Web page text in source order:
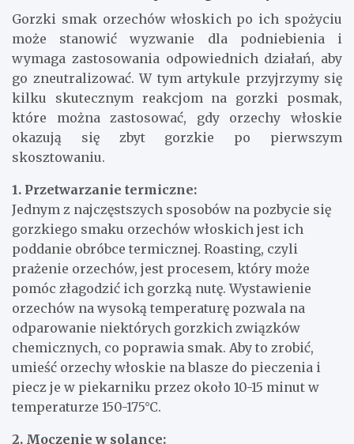
Gorzki smak orzechów włoskich po ich spożyciu
może stanowić wyzwanie dla podniebienia i
wymaga zastosowania odpowiednich działań, aby
go zneutralizować. W tym artykule przyjrzymy się
kilku skutecznym reakcjom na gorzki posmak,
które można zastosować, gdy orzechy włoskie
okazują się zbyt gorzkie po pierwszym
skosztowaniu.
1. Przetwarzanie termiczne:
Jednym z najczęstszych sposobów na pozbycie się
gorzkiego smaku orzechów włoskich jest ich
poddanie obróbce termicznej. Roasting, czyli
prażenie orzechów, jest procesem, który może
pomóc złagodzić ich gorzką nutę. Wystawienie
orzechów na wysoką temperaturę pozwala na
odparowanie niektórych gorzkich związków
chemicznych, co poprawia smak. Aby to zrobić,
umieść orzechy włoskie na blasze do pieczenia i
piecz je w piekarniku przez około 10-15 minut w
temperaturze 150-175°C.
2. Moczenie w solance: